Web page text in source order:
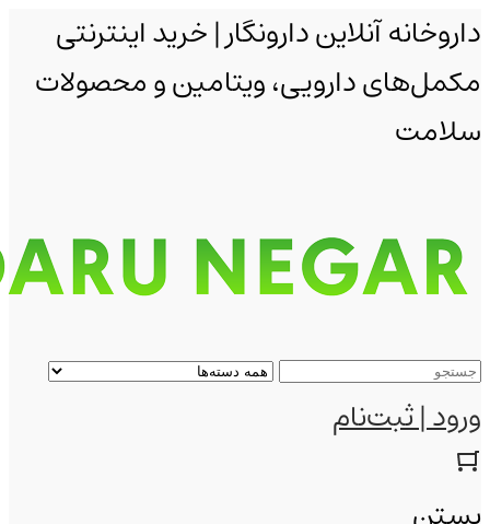
داروخانه آنلاین دارونگار | خرید اینترنتی
مکمل‌های دارویی، ویتامین و محصولات
سلامت
ورود | ثبت‌نام